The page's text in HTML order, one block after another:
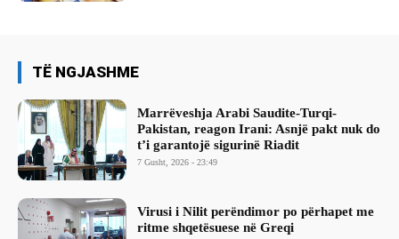
TË NGJASHME
Marrëveshja Arabi Saudite-Turqi-
Pakistan, reagon Irani: Asnjë pakt nuk do
t’i garantojë sigurinë Riadit
7 Gusht, 2026 - 23:49
Virusi i Nilit perëndimor po përhapet me
ritme shqetësuese në Greqi